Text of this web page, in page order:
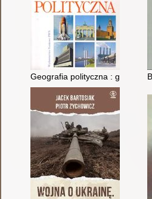
Geografia polityczna :